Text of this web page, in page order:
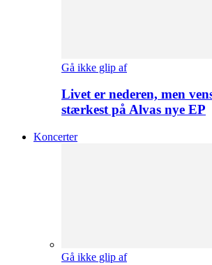
Gå ikke glip af
Livet er nederen, men
stærkest på Alvas nye EP
Koncerter
Gå ikke glip af